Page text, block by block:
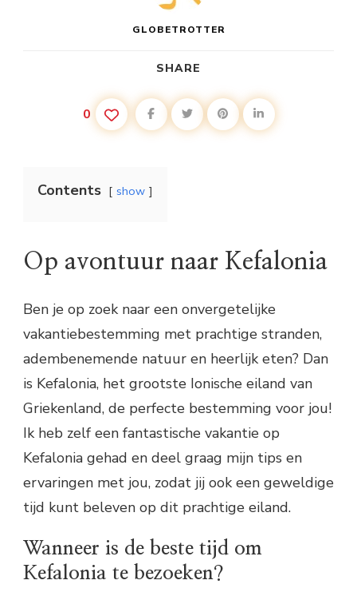
GLOBETROTTER
SHARE
0
Contents show
Op avontuur naar Kefalonia
Ben je op zoek naar een onvergetelijke
vakantiebestemming met prachtige stranden,
adembenemende natuur en heerlijk eten? Dan
is Kefalonia, het grootste Ionische eiland van
Griekenland, de perfecte bestemming voor jou!
Ik heb zelf een fantastische vakantie op
Kefalonia gehad en deel graag mijn tips en
ervaringen met jou, zodat jij ook een geweldige
tijd kunt beleven op dit prachtige eiland.
Wanneer is de beste tijd om
Kefalonia te bezoeken?